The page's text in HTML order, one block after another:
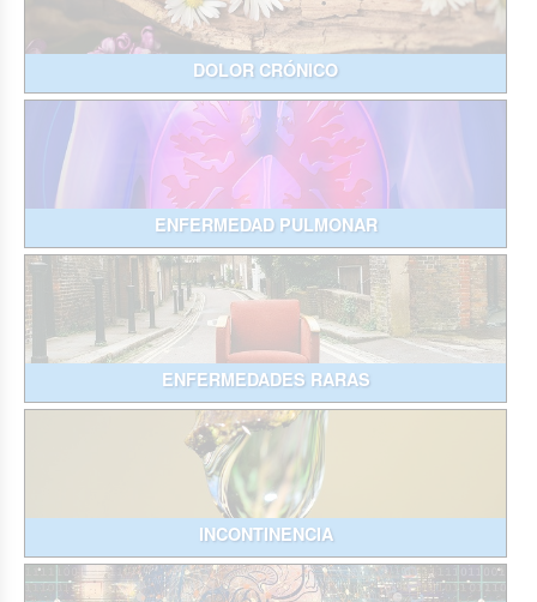
DOLOR CRÓNICO
ENFERMEDAD PULMONAR
ENFERMEDADES RARAS
INCONTINENCIA